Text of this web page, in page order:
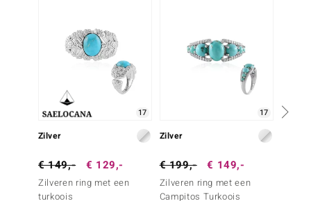
Collection 17
Zilver
€ 149,- € 129,-
Zilveren ring met een
turkoois
17
Zilver
€ 199,- € 149,-
Zilveren ring met een
Campitos Turkoois